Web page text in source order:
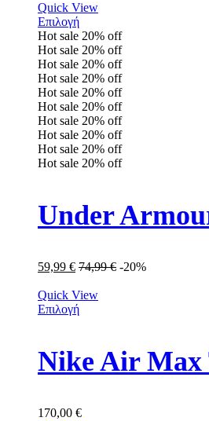
Quick View
Επιλογή
Hot sale 20% off
Hot sale 20% off
Hot sale 20% off
Hot sale 20% off
Hot sale 20% off
Hot sale 20% off
Hot sale 20% off
Hot sale 20% off
Hot sale 20% off
Hot sale 20% off
Under
59,99 € 74,99€ -20%
Quick View
Επιλογή
Nike Air Max
170,00 €